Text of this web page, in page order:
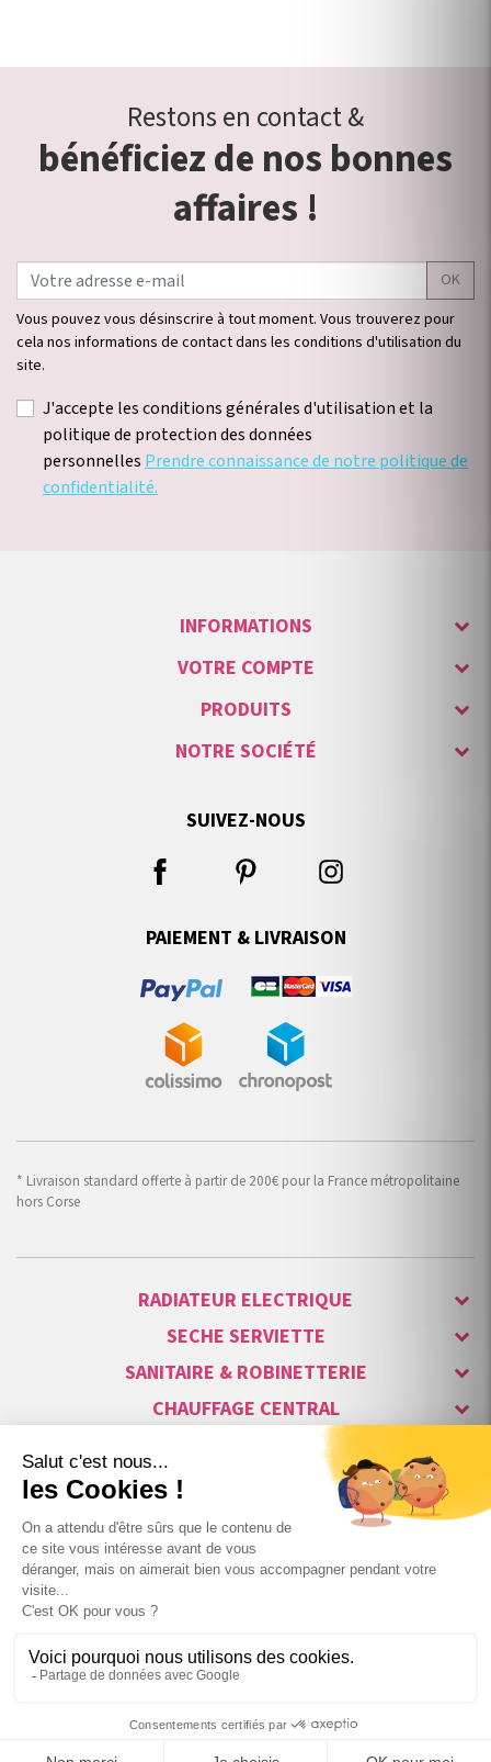
BLANC Traffic White RAL9016
au lieu de
1 083,17 €TTC −
Restons en contact &
bénéficiez de nos bonnes
affaires !
OK
Vous pouvez vous désinscrire à tout moment. Vous trouverez pour
cela nos informations de contact dans les conditions d'utilisation du
site.
J'accepte les conditions générales d'utilisation et la
politique de protection des données
personnelles Prendre connaissance de notre politique de
confidentialité.
INFORMATIONS
VOTRE COMPTE
PRODUITS
NOTRE SOCIÉTÉ
SUIVEZ-NOUS
PAIEMENT & LIVRAISON
* Livraison standard offerte à partir de 200€ pour la France métropolitaine
hors Corse
RADIATEUR ELECTRIQUE
SECHE SERVIETTE
SANITAIRE & ROBINETTERIE
CHAUFFAGE CENTRAL
ALARME & SÉCURITÉ
MAISON CONNECTÉE
VISIOPHONE & INTERPHONE
LUMINAIRES & ECLAIRAGE